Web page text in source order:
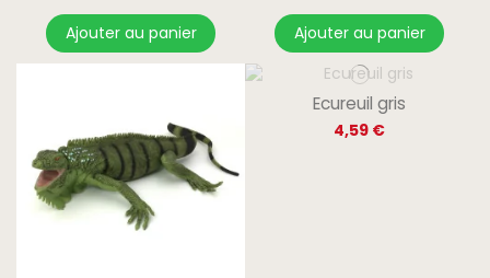
Ajouter au panier Ajouter au panier
Ecureuil gris
4,59 €